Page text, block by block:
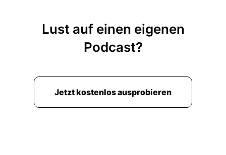
Lust auf einen eigenen
Podcast?
Jetzt kostenlos ausprobieren